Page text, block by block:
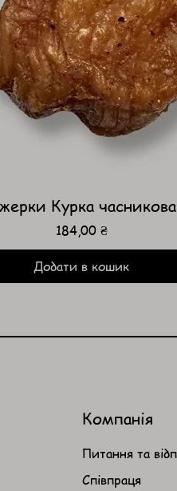
Курка часникова
Ціна
184,00 ₴
Додати в кошик
Компанія
Питання та
Співпраця